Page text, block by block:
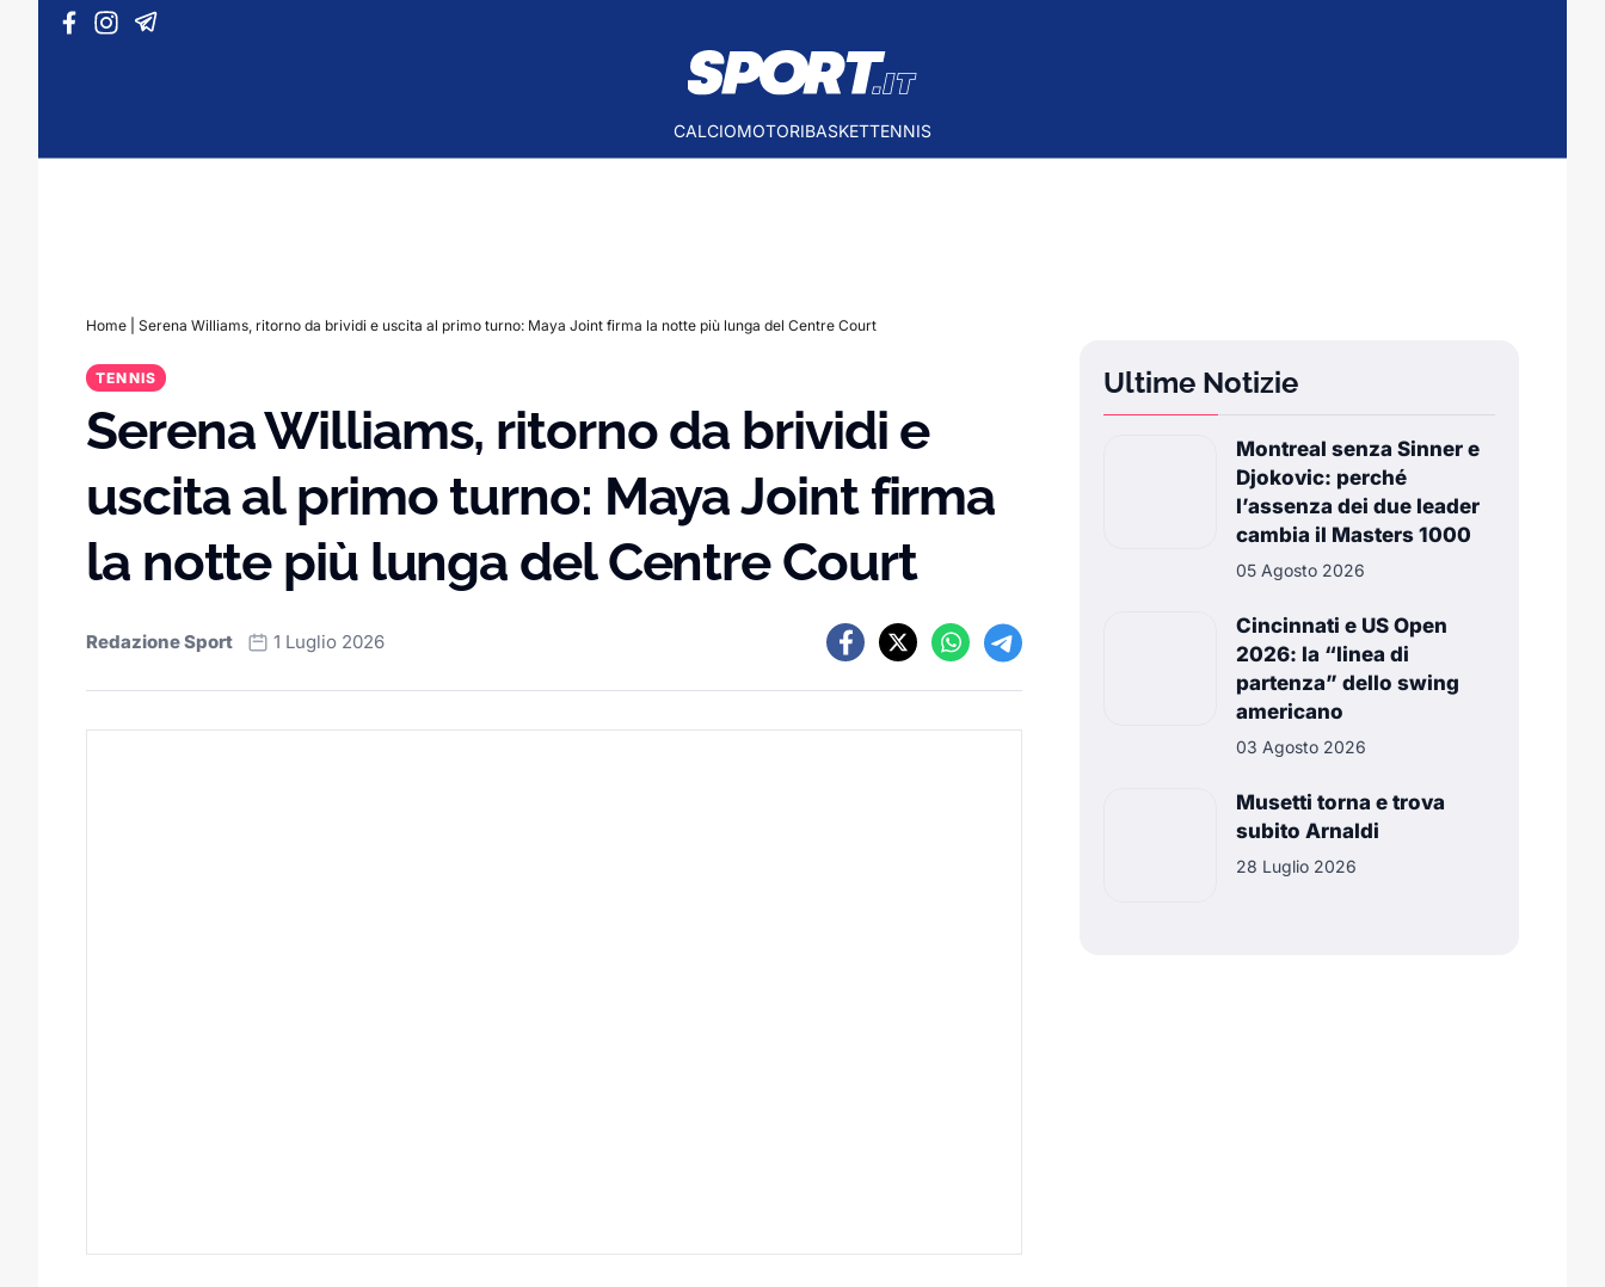
Vai al contenuto
CALCIOMOTORIBASKETTENNIS
Home Serena Williams, ritorno da brividi e uscita al primo turno: Maya Joint firma la notte più lunga del Centre Court
TENNIS
Serena Williams, ritorno da brividi e
uscita al primo turno: Maya Joint firma
la notte più lunga del Centre Court
Redazione Sport 1 Luglio 2026
Ultime Notizie
Montreal senza Sinner e
Djokovic: perché
l’assenza dei due leader
cambia il Masters 1000
05 Agosto 2026
Cincinnati e US Open
2026: la “linea di
partenza” dello swing
americano
03 Agosto 2026
Musetti torna e trova
subito Arnaldi
28 Luglio 2026